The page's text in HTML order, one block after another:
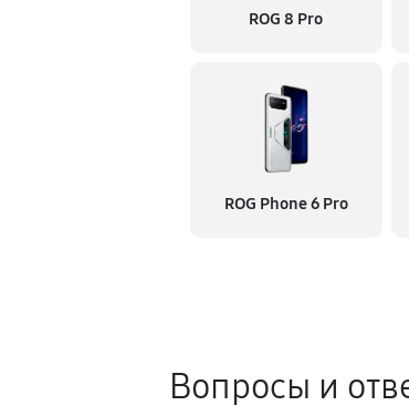
ROG 8 Pro
ROG Phone 6 Pro
Вопросы и